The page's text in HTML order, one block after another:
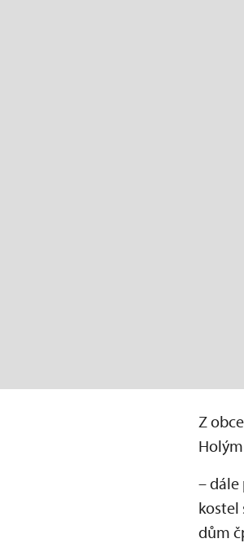
Z
– dále
kostel
dům